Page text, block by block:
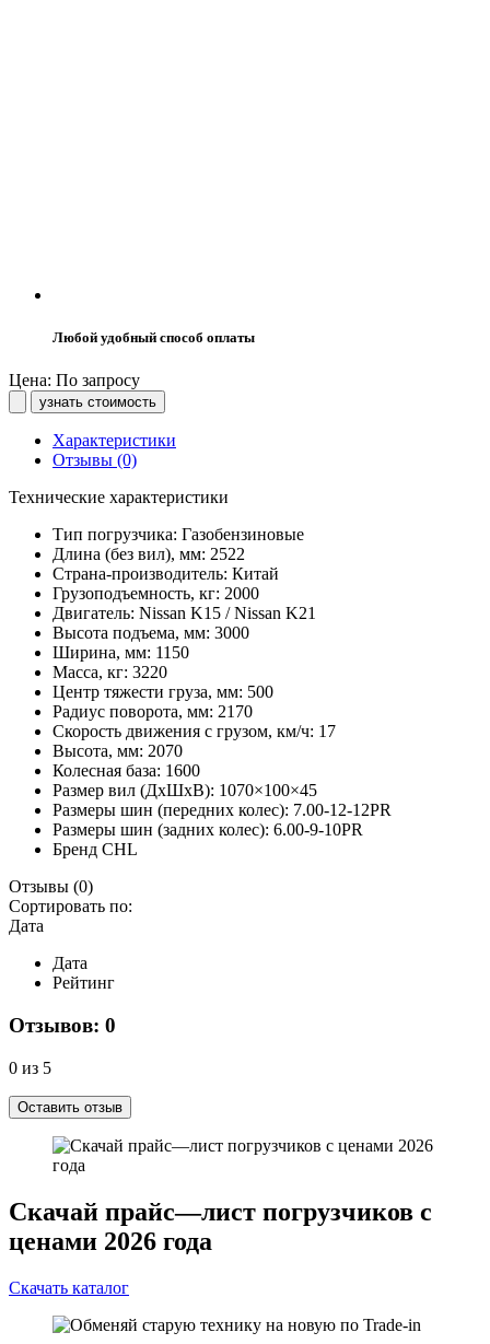
Любой удобный способ оплаты
Цена: По запросу
узнать стоимость
Характеристики
Отзывы (0)
Технические характеристики
Тип погрузчика: Газобензиновые
Длина (без вил), мм: 2522
Страна-производитель: Китай
Грузоподъемность, кг: 2000
Двигатель: Nissan K15 / Nissan K21
Высота подъема, мм: 3000
Ширина, мм: 1150
Масса, кг: 3220
Центр тяжести груза, мм: 500
Радиус поворота, мм: 2170
Скорость движения с грузом, км/ч: 17
Высота, мм: 2070
Колесная база: 1600
Размер вил (ДхШхВ): 1070×100×45
Размеры шин (передних колес): 7.00-12-12PR
Размеры шин (задних колес): 6.00-9-10PR
Бренд CHL
Отзывы (0)
Сортировать по:
Дата
Дата
Рейтинг
Отзывов: 0
0 из 5
Оставить отзыв
Скачай прайс—лист погрузчиков с
ценами 2026 года
Скачать каталог